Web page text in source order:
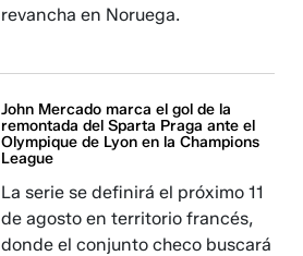
revancha en Noruega.
John Mercado marca el gol de la
remontada del Sparta Praga ante el
Olympique de Lyon en la Champions
League
La serie se definirá el próximo 11
de agosto en territorio francés,
donde el conjunto checo buscará